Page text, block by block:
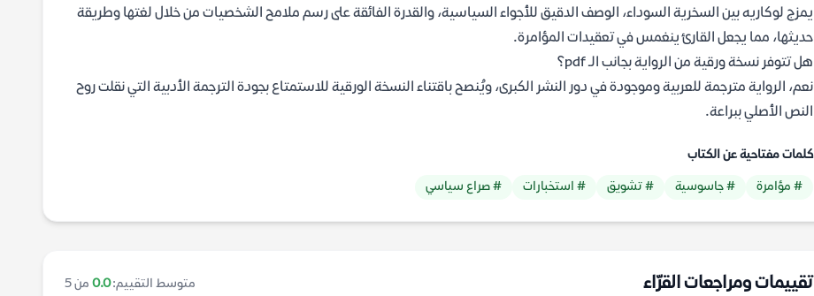
يمزج لوكاريه بين السخرية السوداء، الوصف الدقيق للأجواء السياسية، والقدرة الفائقة على رسم ملامح الشخصيات من خلال لغتها وطريقة
حديثها، مما يجعل القارئ ينغمس في تعقيدات المؤامرة.
هل تتوفر نسخة ورقية من الرواية بجانب الـ pdf؟
نعم، الرواية مترجمة للعربية وموجودة في دور النشر الكبرى، ويُنصح باقتناء النسخة الورقية للاستمتاع بجودة الترجمة الأدبية التي نقلت روح
النص الأصلي ببراعة.
كلمات مفتاحية عن الكتاب
# مؤامرة # جاسوسية # تشويق # استخبارات # صراع سياسي
تقييمات ومراجعات القرّاء متوسط التقييم:0.0 من 5